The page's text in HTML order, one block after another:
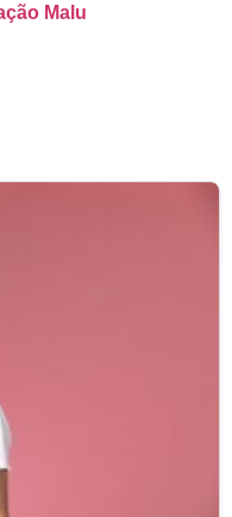
Malu